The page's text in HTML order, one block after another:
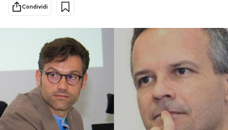
Scienza
Sport
Altrecose
Mondiali calcio 2026
PODCAST
Condividi